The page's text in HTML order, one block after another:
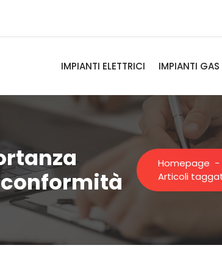
IMPIANTI ELETTRICI IMPIANTI GAS
Homepage -
Articoli